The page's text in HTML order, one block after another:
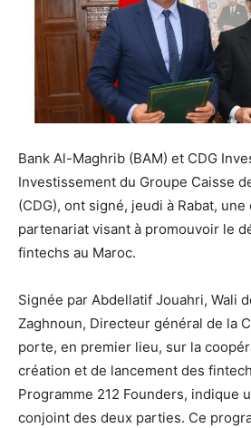
Bank Al-Maghrib (BAM) et CDG
Investissement du Groupe Caisse
(CDG), ont signé, jeudi à Rabat,
partenariat visant à promouvoir le
fintechs au Maroc.
Signée par Abdellatif Jouahri, Wali
Zaghnoun, Directeur général de la
porte, en premier lieu, sur la
création et de lancement des
Programme 212 Founders, indique
conjoint des deux parties. Ce